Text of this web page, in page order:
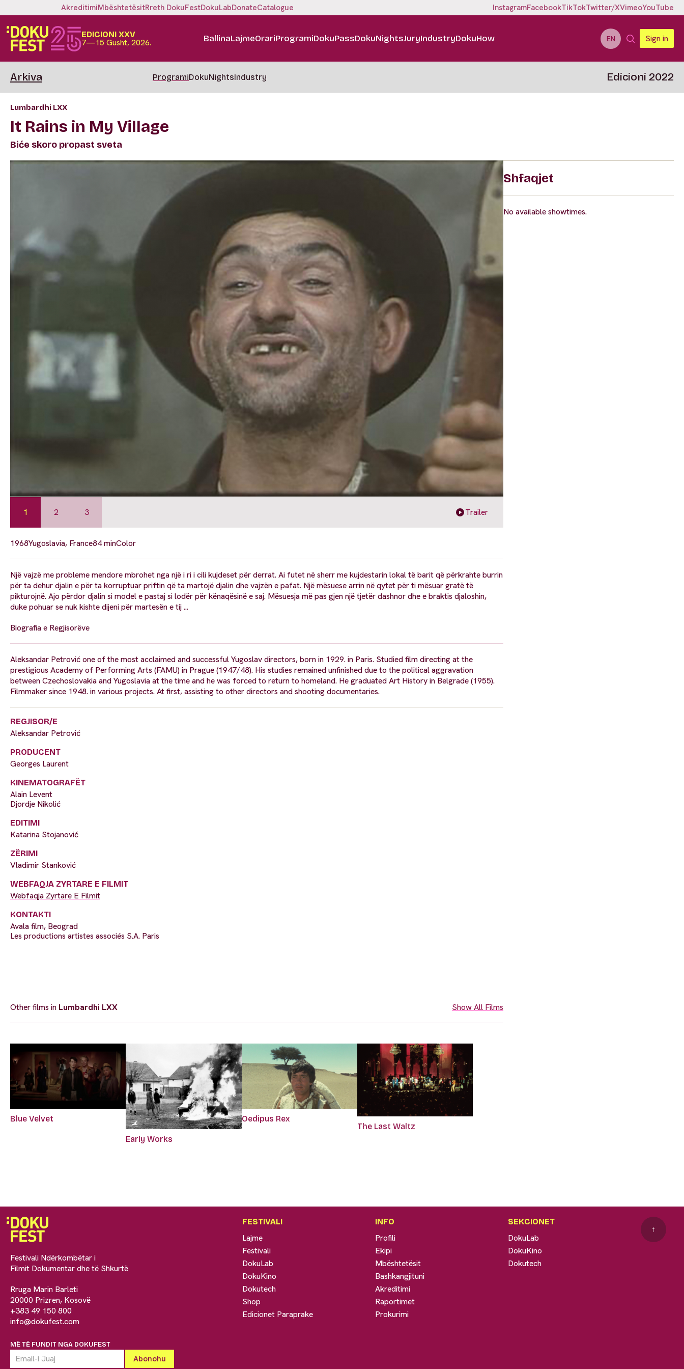
AkreditimiMbështetësitRreth DokuFestDokuLabDonateCatalogue InstagramFacebookTikTokTwitter/XVimeoYouTube
EDICIONI XXV
7—15 Gusht, 2026. BallinaLajmeOrariProgramiDokuPassDokuNightsJuryIndustryDokuHow EN Sign in
Arkiva ProgramiDokuNightsIndustry Edicioni 2022
Lumbardhi LXX
It Rains in My Village
Biće skoro propast sveta
1 2 3 Trailer
1968Yugoslavia, France84 minColor
Një vajzë me probleme mendore mbrohet nga një i ri i cili kujdeset për derrat. Ai futet në sherr me kujdestarin lokal të barit që përkrahte burrin
për ta dehur djalin e për ta korruptuar priftin që ta martojë djalin dhe vajzën e pafat. Një mësuese arrin në qytet për ti mësuar gratë të
pikturojnë. Ajo përdor djalin si model e pastaj si lodër për kënaqësinë e saj. Mësuesja më pas gjen një tjetër dashnor dhe e braktis djaloshin,
duke pohuar se nuk kishte dijeni për martesën e tij ...
Biografia e Regjisorëve
Aleksandar Petrović one of the most acclaimed and successful Yugoslav directors, born in 1929. in Paris. Studied film directing at the
prestigious Academy of Performing Arts (FAMU) in Prague (1947/48). His studies remained unfinished due to the political aggravation
between Czechoslovakia and Yugoslavia at the time and he was forced to return to homeland. He graduated Art History in Belgrade (1955).
Filmmaker since 1948. in various projects. At first, assisting to other directors and shooting documentaries.
REGJISOR/E
Aleksandar Petrović
PRODUCENT
Georges Laurent
KINEMATOGRAFËT
Alain Levent
Djordje Nikolić
EDITIMI
Katarina Stojanović
ZËRIMI
Vladimir Stanković
WEBFAQJA ZYRTARE E FILMIT
Webfaqja Zyrtare E Filmit
KONTAKTI
Avala film, Beograd
Les productions artistes associés S.A. Paris
Other films in Lumbardhi LXX Show All Films
Blue Velvet
Early Works
Oedipus Rex
The Last Waltz
Shfaqjet
No available showtimes.
Festivali Ndërkombëtar i
Filmit Dokumentar dhe të Shkurtë
Rruga Marin Barleti
20000 Prizren, Kosovë
+383 49 150 800
info@dokufest.com
MË TË FUNDIT NGA DOKUFEST
FESTIVALI
Lajme
Festivali
DokuLab
DokuKino
Dokutech
Shop
Edicionet Paraprake
INFO
Profili
Ekipi
Mbështetësit
Bashkangjituni
Akreditimi
Raportimet
Prokurimi
SEKCIONET
DokuLab
DokuKino
Dokutech
↑